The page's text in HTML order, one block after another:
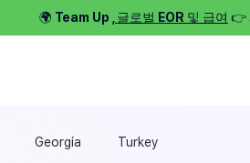
🌍 Team Up , 글로벌 EOR 및 급여 👉
Georgia Turkey